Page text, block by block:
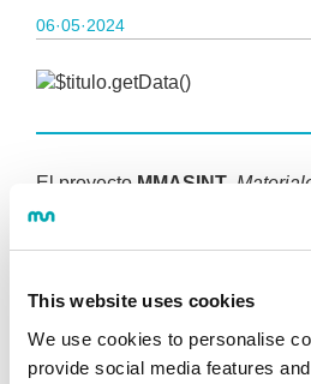
This website uses cookies
We use cookies to personalise
provide social media features
06·05·2024
El proyecto MMASINT
avanzados para nuevos
financiado por el
Referencia: KK-2023/00041